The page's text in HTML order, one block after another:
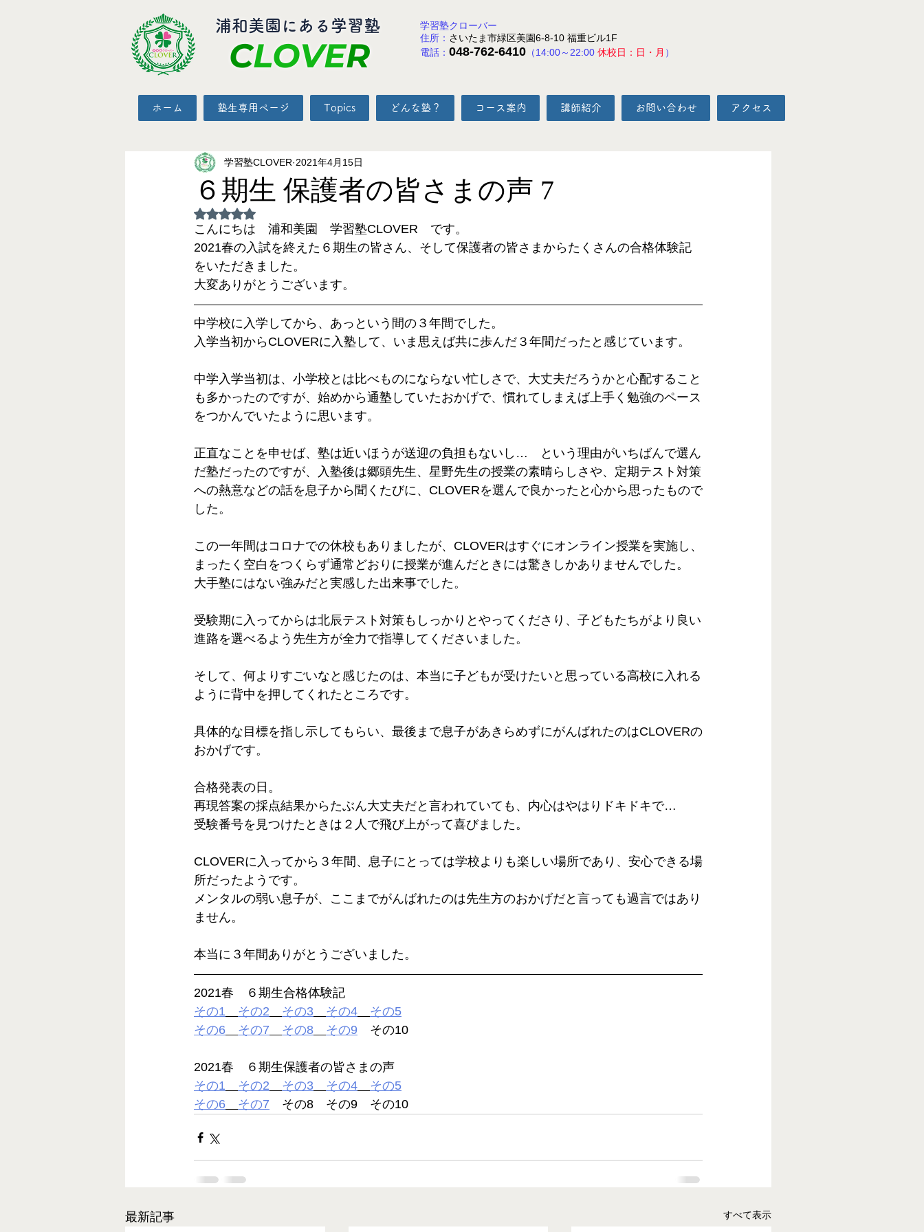
​浦和美園にある学習塾
CLOVER
学習塾クローバー
住所： さいたま市緑区美園6-8-10 福重ビル1F
電話： 048-762-6410 （14:00～22:00 休校日：日・月 ）
ホーム 塾生専用ページ Topics どんな塾？ コース案内 講師紹介 お問い合わせ アクセス
６期生 保護者の皆さまの声 7
学習塾CLOVER 2021年4月15日
5つ星のうちNaNと評価されています。
こんにちは　浦和美園　学習塾CLOVER　です。
2021春の入試を終えた６期生の皆さん、そして保護者の皆さまからたくさんの合格体験記
をいただきました。
大変ありがとうございます。
中学校に入学してから、あっという間の３年間でした。
入学当初からCLOVERに入塾して、いま思えば共に歩んだ３年間だったと感じています。
中学入学当初は、小学校とは比べものにならない忙しさで、大丈夫だろうかと心配すること
も多かったのですが、始めから通塾していたおかげで、慣れてしまえば上手く勉強のペース
をつかんでいたように思います。
正直なことを申せば、塾は近いほうが送迎の負担もないし…　という理由がいちばんで選ん
だ塾だったのですが、入塾後は郷頭先生、星野先生の授業の素晴らしさや、定期テスト対策
への熱意などの話を息子から聞くたびに、CLOVERを選んで良かったと心から思ったもので
した。
この一年間はコロナでの休校もありましたが、CLOVERはすぐにオンライン授業を実施し、
まったく空白をつくらず通常どおりに授業が進んだときには驚きしかありませんでした。
大手塾にはない強みだと実感した出来事でした。
受験期に入ってからは北辰テスト対策もしっかりとやってくださり、子どもたちがより良い
進路を選べるよう先生方が全力で指導してくださいました。
そして、何よりすごいなと感じたのは、本当に子どもが受けたいと思っている高校に入れる
ように背中を押してくれたところです。
具体的な目標を指し示してもらい、最後まで息子があきらめずにがんばれたのはCLOVERの
おかげです。
合格発表の日。
再現答案の採点結果からたぶん大丈夫だと言われていても、内心はやはりドキドキで…
受験番号を見つけたときは２人で飛び上がって喜びました。
CLOVERに入ってから３年間、息子にとっては学校よりも楽しい場所であり、安心できる場
所だったようです。
メンタルの弱い息子が、ここまでがんばれたのは先生方のおかげだと言っても過言ではあり
ません。
本当に３年間ありがとうございました。
2021春　６期生合格体験記
その1
その2 その3 その4
その5
その6
その7 その8 その9 その10
2021春　６期生保護者の皆さまの声
その1
その2 その3 その4
その5
その6
その7 その8　その9　その10
最新記事 すべて表示